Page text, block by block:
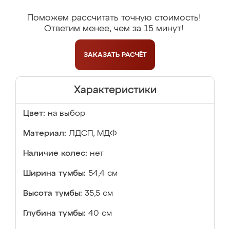
Поможем рассчитать точную стоимость!
Ответим менее, чем за 15 минут!
ЗАКАЗАТЬ РАСЧЁТ
Характеристики
Цвет: на выбор
Материал: ЛДСП, МДФ
Наличие колес: нет
Ширина тумбы: 54,4 см
Высота тумбы: 35,5 см
Глубина тумбы: 40 см